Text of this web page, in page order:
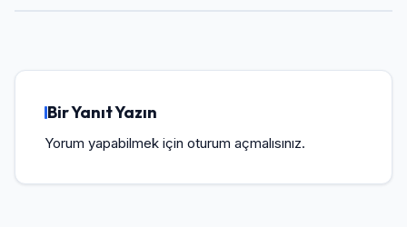
Bir Yanıt Yazın
Yorum yapabilmek için oturum açmalısınız.